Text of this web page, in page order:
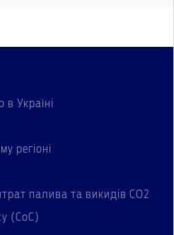
в Україні
регіоні
палива та викидів СО2
(CoC)